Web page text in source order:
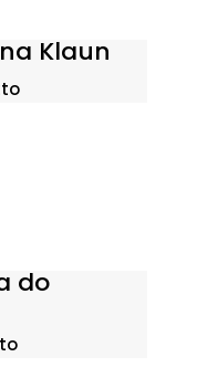
Klaun
do